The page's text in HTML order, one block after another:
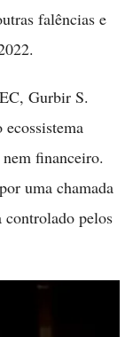
falências e
Gurbir S.
financeiro.
uma chamada
pelos